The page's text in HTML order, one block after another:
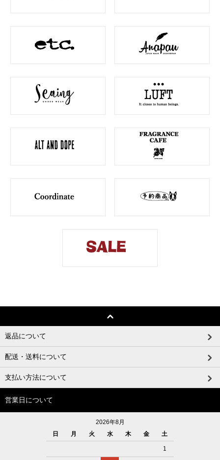
返品について
配送・送料について
支払い方法について
営業日について
2026年8月
日
月 火 水 木 金 土
1